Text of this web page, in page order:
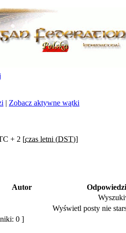
| Zobacz aktywne wątki
+ 2 [czas letni (DST)]
Autor
Wyświetl posty nie
0 ]